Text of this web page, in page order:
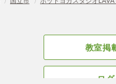
教室掲
ロ